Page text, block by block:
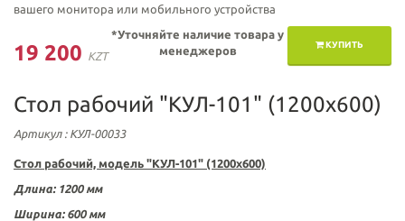
вашего монитора или мобильного устройства
19 200 KZT
КУПИТЬ
*Уточняйте наличие товара у
менеджеров
Стол рабочий "КУЛ-101" (1200х600)
Артикул: КУЛ-00033
Стол рабочий, модель "КУЛ-101" (1200х600)
Длина: 1200 мм
Ширина: 600 мм